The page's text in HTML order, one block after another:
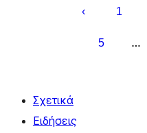
άρθρων
1
5 …
Σχετικά
Ειδήσεις